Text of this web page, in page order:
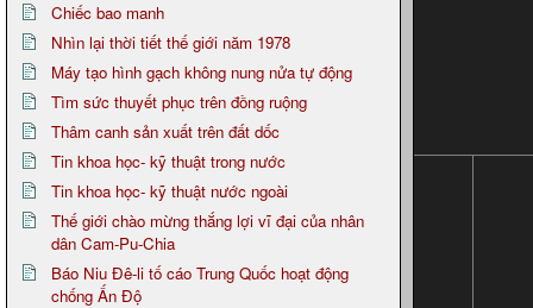
Chiếc bao manh
Nhìn lại thời tiết thế giới năm 1978
Máy tạo hình gạch không nung nửa tự động
Tìm sức thuyết phục trên đồng ruộng
Thâm canh sản xuất trên đất dốc
Tin khoa học- kỹ thuật trong nước
Tin khoa học- kỹ thuật nước ngoài
Thế giới chào mừng thắng lợi vĩ đại của nhân
dân Cam-Pu-Chia
Báo Niu Đê-li tố cáo Trung Quốc hoạt động
chống Ấn Độ